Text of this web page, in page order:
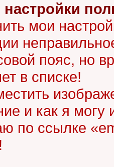
мои
пояс, но
в списке!
и как я могу
по ссылке